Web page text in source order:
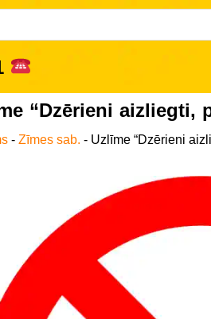
“Dzērieni aizliegti,
- Zīmes sab. - Uzlīme “Dzērieni